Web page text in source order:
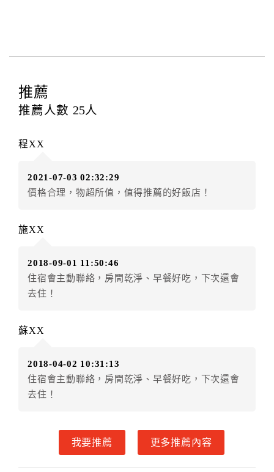
四、訂單異動
提出申辦不得異動訂單。
每筆訂單異動限定
辦理取消退款。
房者應補足差額。（限原訂飯店）
房者不得要求退其差額。（限原訂飯店）
額3個月
．訂房者使用「保留住宿金額」時，請注意！為避免飯
店客滿，敬請及早計畫，如逾時未提出申辦，視同無條
件放棄訂單（住宿權益）。 （限原訂飯店使用）
得辦理取消退款。
．訂單異動後，訂單費用總計小於原訂單費用總計時，
訂房者不得要求退其差額。限原訂飯店
◎住房日7天前辦理者，訂單費用扣除總計0%為手續費
◎住房日4天前辦理者，訂單費用扣除總計25%為手續費
推薦
推薦人數 25人
程XX
2021-07-03 02:32:29
價格合理，物超所值，值得推薦的好飯店！
施XX
2018-09-01 11:50:46
住宿會主動聯絡，房間乾淨、早餐好吃，下次還會
去住！
蘇XX
2018-04-02 10:31:13
住宿會主動聯絡，房間乾淨、早餐好吃，下次還會
去住！
我要推薦 更多推薦內容